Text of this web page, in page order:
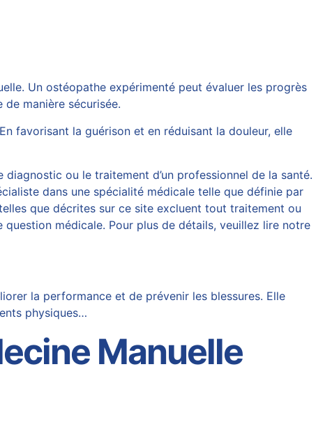
Un ostéopathe expérimenté peut évaluer les progrès
manière sécurisée.
favorisant la guérison et en réduisant la douleur, elle
ou le traitement d’un professionnel de la santé.
dans une spécialité médicale telle que définie par
que décrites sur ce site excluent tout traitement ou
médicale. Pour plus de détails, veuillez lire notre
la performance et de prévenir les blessures. Elle
physiques…
Manuelle